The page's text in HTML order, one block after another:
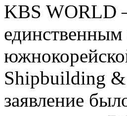
KBS WORLD
Shipbuilding
заявление